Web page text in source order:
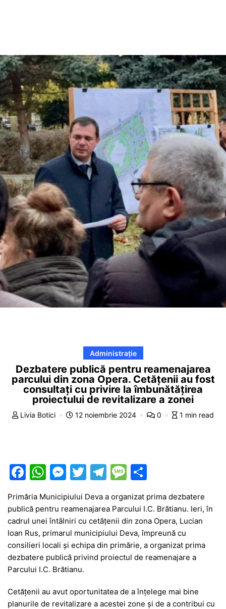
Administrație
Dezbatere publică pentru reamenajarea
parcului din zona Opera. Cetățenii au fost
consultați cu privire la îmbunătățirea
proiectului de revitalizare a zonei
Livia Botici 12 noiembrie 2024 0 1 min read
F
a
c
e
b
o
o
k
W
at
s
A
p
p
M
e
s
s
e
n
g
er
T
itt
er
T
e
gr
a
m
M
e
s
s
a
g
ar
ta
je
a
z
Primăria Municipiului Deva a organizat prima dezbatere
publică pentru reamenajarea Parcului I.C. Brătianu. Ieri, în
cadrul unei întâlniri cu cetățenii din zona Opera, Lucian
Ioan Rus, primarul municipiului Deva, împreună cu
consilieri locali și echipa din primărie, a organizat prima
dezbatere publică privind proiectul de reamenajare a
Parcului I.C. Brătianu.
Cetățenii au avut oportunitatea de a înțelege mai bine
planurile de revitalizare a acestei zone și de a contribui cu